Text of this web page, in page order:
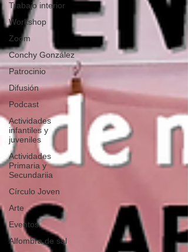
Trabajo interior
Workshop
Zoom
Conchy González
Patrocinio
Difusión
Podcast
Actividades
infantiles y
juveniles
Actividades
Primaria y
Secundariia
Círculo Joven
Arte
Eventos
Alfombra de sal